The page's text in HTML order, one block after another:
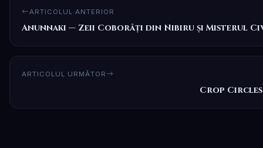
ARTICOLUL ANTERIOR
Anunnaki — Zeii Coborâți din Nibiru și Misterul
ARTICOLUL URMĂTOR
Crop